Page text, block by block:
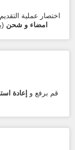
اختصار عملية
امضاء و شحن
قم برفع و إعادة